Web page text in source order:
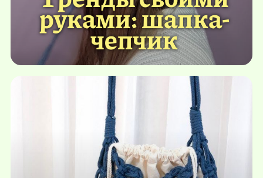
руками: шапка-
чепчик